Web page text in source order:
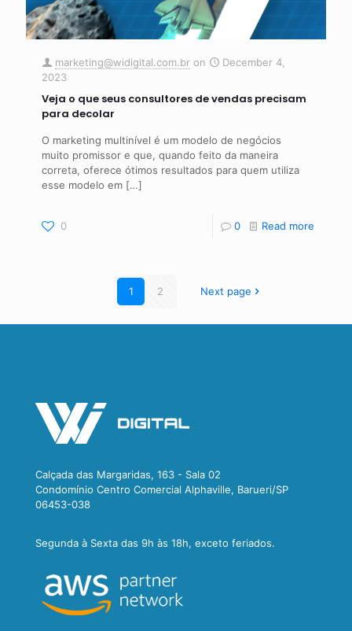
marketing@widigital.com.br on
December 4,
2023
Veja o que seus consultores de vendas precisam
para decolar
O marketing multinível é um modelo de negócios
muito promissor e que, quando feito da maneira
correta, oferece ótimos resultados para quem utiliza
esse modelo em […]
0 0 Read more
1 2 Next page
Calçada das Margaridas, 163 - Sala 02
Condomínio Centro Comercial Alphaville, Barueri/SP
06453-038
Segunda à Sexta das 9h às 18h, exceto feriados.